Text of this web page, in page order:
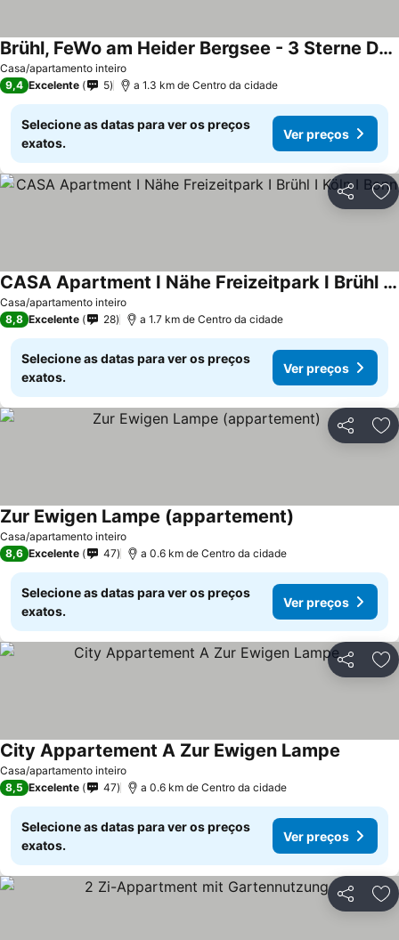
Casa/apartamento inteiro
Brühl, FeWo am Heider Bergsee - 3 Sterne DTV
9,4 Excelente 5 a 1.3 km de Centro da cidade
Selecione as datas para ver os preços
exatos.
Ver preços
Partilhar
Casa/apartamento inteiro
CASA Apartment I Nähe Freizeitpark I Brühl I Köln I Bonn
8,8 Excelente 28 a 1.7 km de Centro da cidade
Selecione as datas para ver os preços
exatos.
Ver preços
Partilhar
Casa/apartamento inteiro
Zur Ewigen Lampe (appartement)
8,6 Excelente 47 a 0.6 km de Centro da cidade
Selecione as datas para ver os preços
exatos.
Ver preços
Partilhar
Casa/apartamento inteiro
City Appartement A Zur Ewigen Lampe
8,5 Excelente 47 a 0.6 km de Centro da cidade
Selecione as datas para ver os preços
exatos.
Ver preços
Partilhar